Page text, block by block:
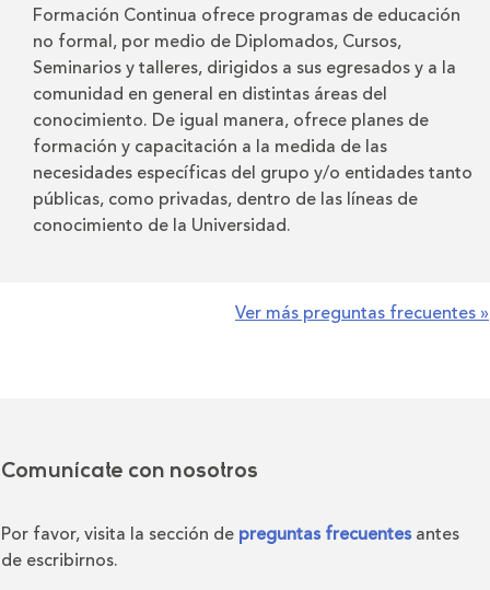
Formación Continua ofrece programas de educación
no formal, por medio de Diplomados, Cursos,
Seminarios y talleres, dirigidos a sus egresados y a la
comunidad en general en distintas áreas del
conocimiento. De igual manera, ofrece planes de
formación y capacitación a la medida de las
necesidades específicas del grupo y/o entidades tanto
públicas, como privadas, dentro de las líneas de
conocimiento de la Universidad.
Ver más preguntas frecuentes »
Comunícate con nosotros
Por favor, visita la sección de preguntas frecuentes antes
de escribirnos.